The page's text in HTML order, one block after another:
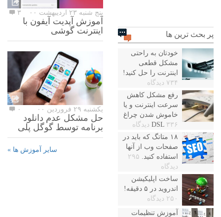
پر بحث ترین ها
خودتان به راحتی
مشکل قطعی
اینترنت را حل کنید!
۷۳۴ دیدگاه
رفع مشکل کاهش
سرعت اینترنت و یا
خاموش شدن چراغ
DSL ۳۳۶ دیدگاه
۱۸ متاتگ که باید در
صفحات وب از آنها
استفاده کنید. ۲۹۵
دیدگاه
ساخت اپلیکیشن
اندروید در ۵ دقیقه!
۲۵۰ دیدگاه
آموزش تنظیمات
پنج شنبه ۲۳ اردیبهشت ۰۰ ۳
آموزش آپدیت آیفون با
اینترنت گوشی
یکشنبه ۲۹ فروردین ۰۰ ۰
حل مشکل عدم دانلود
برنامه توسط گوگل پلی
سایر آموزش ها »